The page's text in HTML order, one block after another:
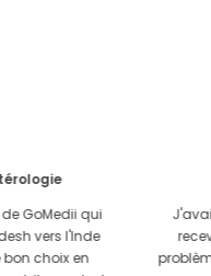
Du Bangladesh pour une
donné tout l'espoir que je
n'importe quel type de
rénal. Ce n'est qu'après